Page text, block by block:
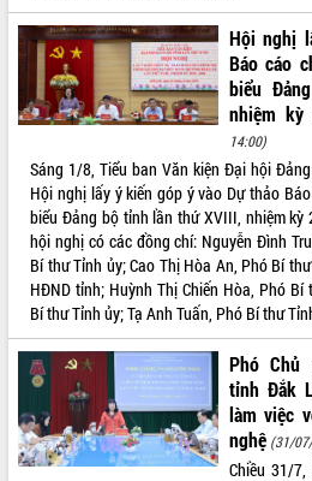
HỆ THỐNG VĂN BẢN
VĂN BẢN HĐND TỈNH
ĐIỂM TIN VĂN BẢN
QUY HOẠCH - KẾ HOẠCH
Hội nghị
Báo cáo
biểu
nhiệm
14:00)
Sáng 1/8, Tiểu ban Văn kiện Đại hội
Hội nghị lấy ý kiến góp ý vào Dự thảo
biểu Đảng bộ tỉnh lần thứ XVIII, nhiệm
hội nghị có các đồng chí: Nguyễn Đình
Bí thư Tỉnh ủy; Cao Thị Hòa An, Phó Bí
HĐND tỉnh; Huỳnh Thị Chiến Hòa, Phó
Bí thư Tỉnh ủy; Tạ Anh Tuấn, Phó Bí thư
Phó Chủ
tỉnh Đắk
làm việc
nghệ (31/
Chiều 31/